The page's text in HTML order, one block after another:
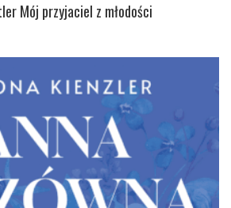
Mój przyjaciel z młodości